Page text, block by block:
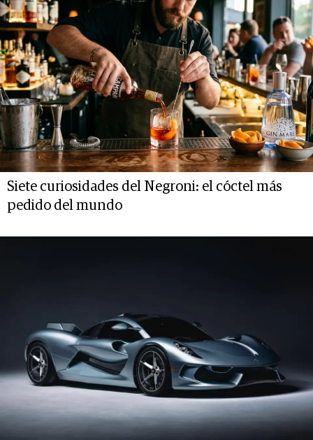
Siete curiosidades del Negroni: el cóctel más
pedido del mundo